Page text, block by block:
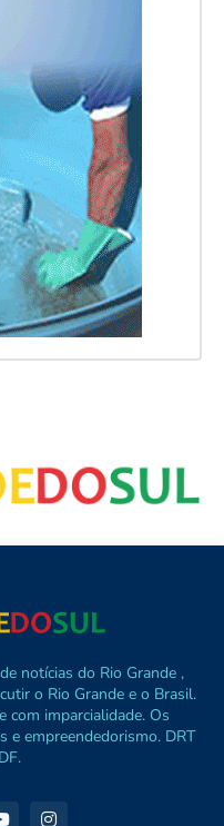
notícias do Rio Grande ,
o Rio Grande e o Brasil.
com imparcialidade. Os
e empreendedorismo. DRT